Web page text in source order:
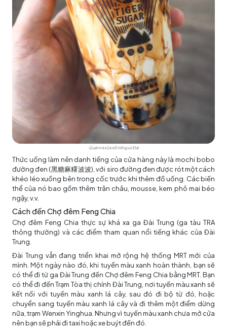
Quán trà sữa nổi tiếng xứ Đài
Thức uống làm nên danh tiếng của cửa hàng này là mochi bobo
đường đen (黑糖麻糬波波), với siro đường đen được rót một cách
khéo léo xuống bên trong cốc trước khi thêm đồ uống. Các biến
thể của nó bao gồm thêm trân châu, mousse, kem phô mai béo
ngậy, v.v.
Cách đến Chợ đêm Feng Chia
Chợ đêm Feng Chia thực sự khá xa ga Đài Trung (ga tàu TRA
thông thường) và các điểm tham quan nổi tiếng khác của Đài
Trung.
Đài Trung vẫn đang triển khai mở rộng hệ thống MRT mới của
mình. Một ngày nào đó, khi tuyến màu xanh hoàn thành, bạn sẽ
có thể đi từ ga Đài Trung đến Chợ đêm Feng Chia bằng MRT. Bạn
có thể đi đến Trạm Tòa thị chính Đài Trung, nơi tuyến màu xanh sẽ
kết nối với tuyến màu xanh lá cây, sau đó đi bộ từ đó, hoặc
chuyển sang tuyến màu xanh lá cây và đi thêm một điểm dừng
nữa, trạm Wenxin Yinghua. Nhưng vì tuyến màu xanh chưa mở cửa
nên bạn sẽ phải đi taxi hoặc xe buýt đến đó.